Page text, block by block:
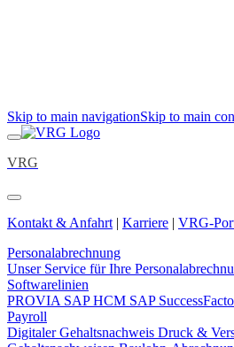
Skip to main navigationSkip to main
VRG
Kontakt & Anfahrt | Karriere | VRG-
Personalabrechnung
Unser Service für Ihre
Softwarelinien
PROVIA SAP HCM SAP
Payroll
Digitaler Gehaltsnachweis Druck &